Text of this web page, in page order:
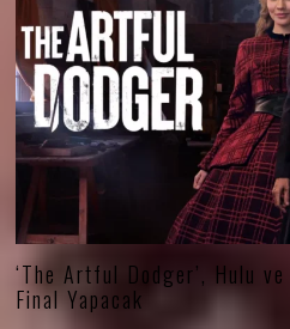
‘The Artful Dodger’, Hulu ve
Final Yapacak